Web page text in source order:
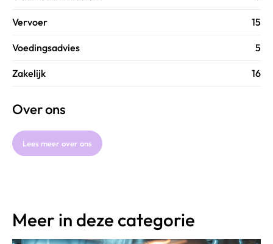
Vervoer 15
Voedingsadvies 5
Zakelijk 16
Over ons
Lees meer over ons
Meer in deze categorie